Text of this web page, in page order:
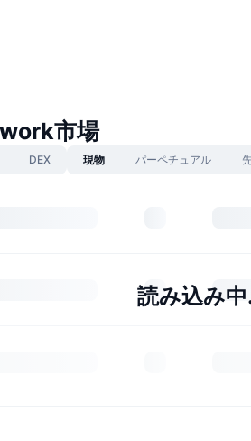
市場
DEX 現物 パーペチュアル
読み込み